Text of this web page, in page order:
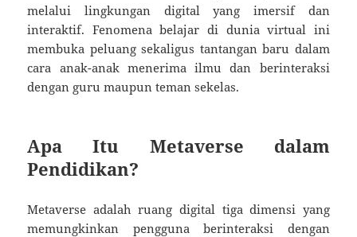
melalui lingkungan digital yang imersif dan
interaktif. Fenomena belajar di dunia virtual ini
membuka peluang sekaligus tantangan baru dalam
cara anak-anak menerima ilmu dan berinteraksi
dengan guru maupun teman sekelas.
Apa Itu Metaverse dalam
Pendidikan?
Metaverse adalah ruang digital tiga dimensi yang
memungkinkan pengguna berinteraksi dengan